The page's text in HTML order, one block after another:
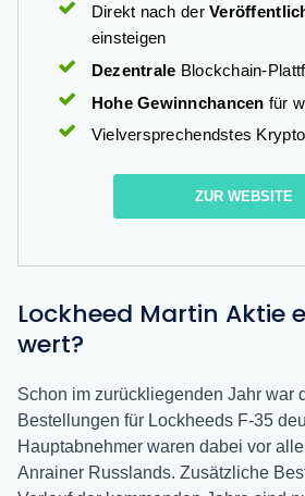
Direkt nach der
einsteigen
Dezentrale Blockchain-
Hohe Gewinnchancen für
Vielversprechendstes
ZUR WEBSITE
Lockheed Martin Aktie
wert?
Schon im zurückliegenden Jahr war
Bestellungen für Lockheeds F-35
Hauptabnehmer waren dabei vor
Anrainer Russlands. Zusätzliche